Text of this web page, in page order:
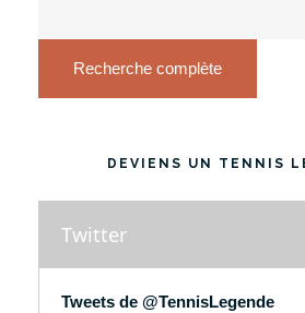
Recherche complète
DEVIENS UN TENNIS
Twitter
Tweets de @TennisLegende